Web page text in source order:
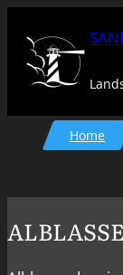
naar
inhoud
Home